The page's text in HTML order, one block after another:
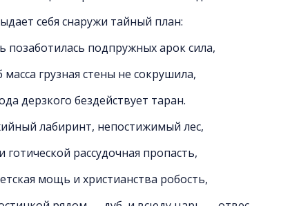
себя снаружи тайный план:
позаботилась подпружных арок сила,
масса грузная стены не сокрушила,
дерзкого бездействует таран.
лабиринт, непостижимый лес,
готической рассудочная пропасть,
мощь и христианства робость,